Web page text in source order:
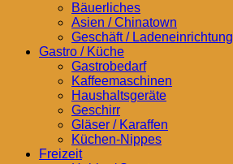
Bäuerliches
Asien / Chinatown
Geschäft / Ladeneinrichtung
Gastro / Küche
Gastrobedarf
Kaffeemaschinen
Haushaltsgeräte
Geschirr
Gläser / Karaffen
Küchen-Nippes
Freizeit